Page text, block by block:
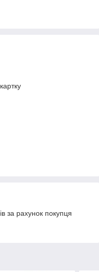
за рахунок покупця